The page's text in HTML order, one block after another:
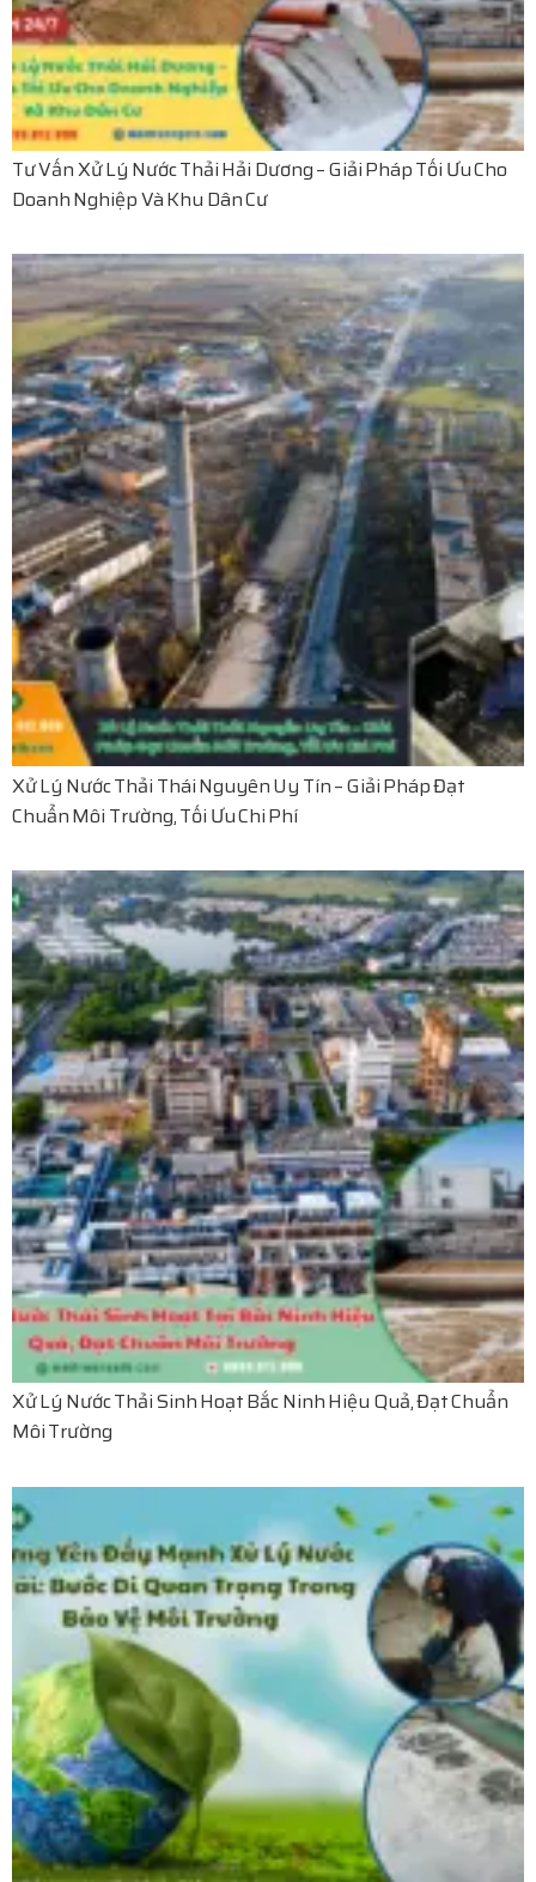
Tư Vấn Xử Lý Nước Thải Hải Dương – Giải Pháp Tối Ưu Cho
Doanh Nghiệp Và Khu Dân Cư
Xử Lý Nước Thải Thái Nguyên Uy Tín – Giải Pháp Đạt
Chuẩn Môi Trường, Tối Ưu Chi Phí
Xử Lý Nước Thải Sinh Hoạt Bắc Ninh Hiệu Quả, Đạt Chuẩn
Môi Trường